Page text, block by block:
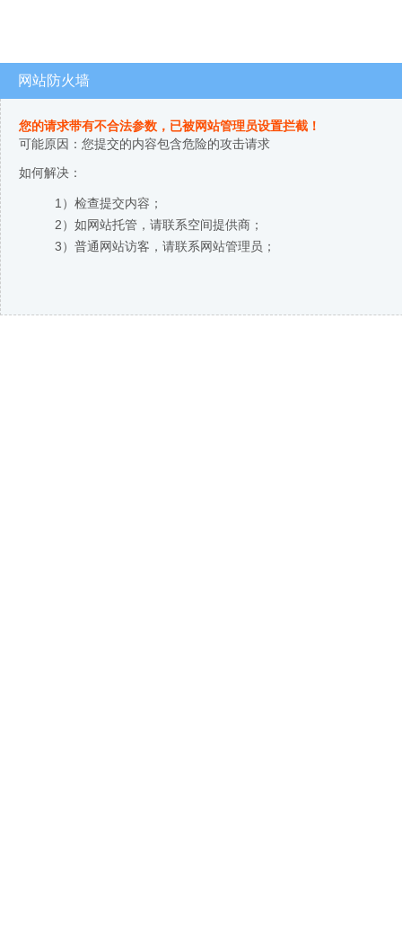
网站防火墙
您的请求带有不合法参数，已被网站管理员设置拦截！
可能原因：您提交的内容包含危险的攻击请求
如何解决：
1）检查提交内容；
2）如网站托管，请联系空间提供商；
3）普通网站访客，请联系网站管理员；